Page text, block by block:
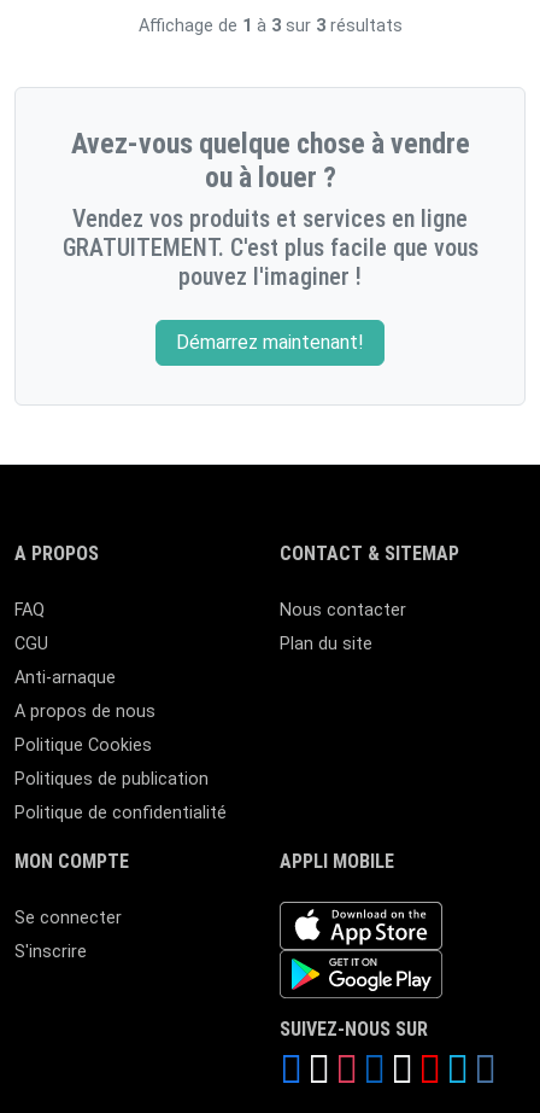
Affichage de 1 à 3sur 3résultats
Avez-vous quelque chose à vendre
ou à louer ?
Vendez vos produits et services en ligne
GRATUITEMENT. C'est plus facile que vous
pouvez l'imaginer !
Démarrez maintenant!
A PROPOS
FAQ
CGU
Anti-arnaque
A propos de nous
Politique Cookies
Politiques de publication
Politique de confidentialité
CONTACT & SITEMAP
Nous contacter
Plan du site
MON COMPTE
Se connecter
S'inscrire
APPLI MOBILE
iOS app
Android App
SUIVEZ-NOUS SUR